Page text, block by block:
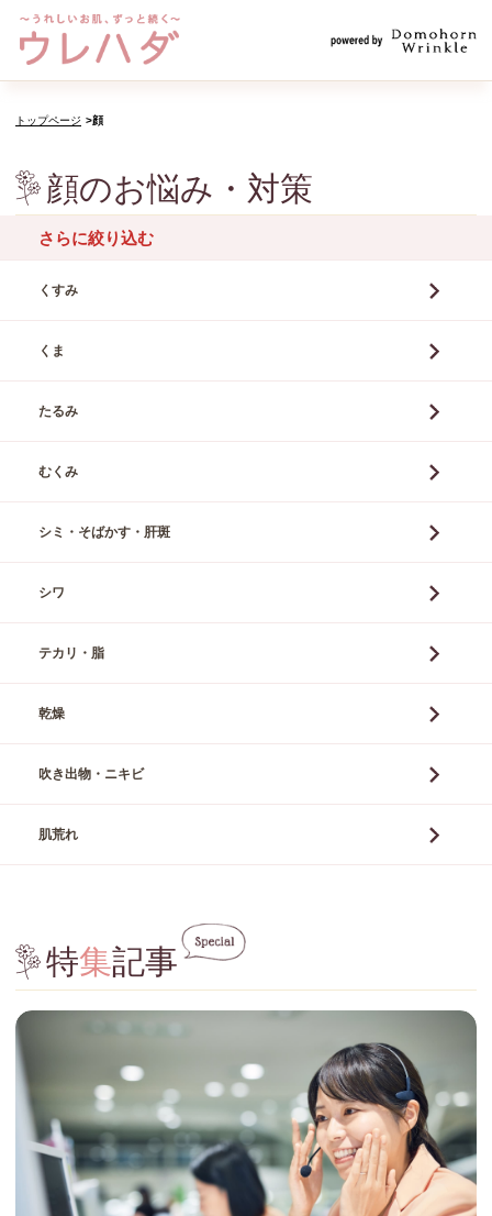
トップページ 顔
顔のお悩み・対策
さらに絞り込む
くすみ
くま
たるみ
むくみ
シミ・そばかす・肝斑
シワ
テカリ・脂
乾燥
吹き出物・ニキビ
肌荒れ
特集記事